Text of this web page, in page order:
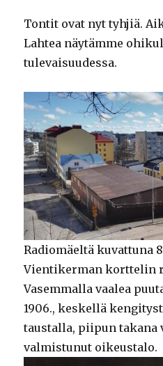
Tontit ovat nyt tyhjiä.
Lahtea näytämme
tulevaisuudessa.
Radiomäeltä kuvattuna
Vientikerman korttelin
Vasemmalla vaalea
1906., keskellä
taustalla, piipun takana
valmistunut oikeustalo.